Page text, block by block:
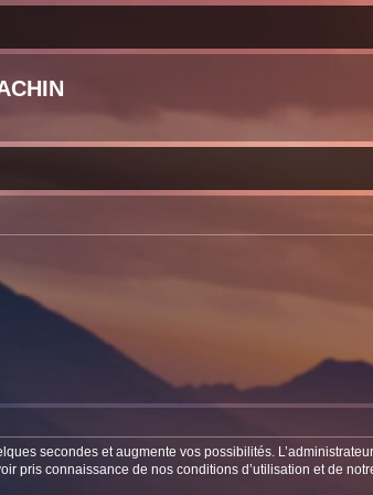
secondes et augmente vos possibilités.
pris connaissance de nos conditions d’utilisation et de